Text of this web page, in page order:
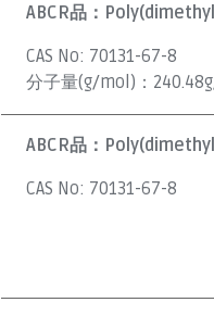
ABCR品：
CAS No: 70131-67-8
分子量(g/mol)：
ABCR品：
CAS No: 70131-67-8